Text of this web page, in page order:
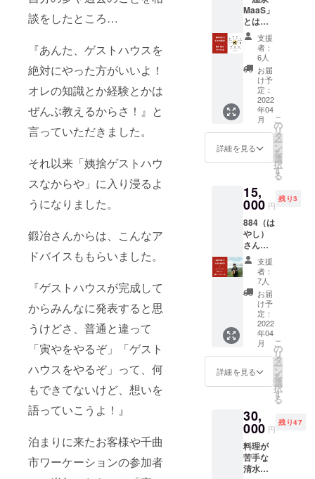
談をしたところ…
『あんた、ゲストハウスを
絶対にやった方がいいよ！
オレの知識とか経験とかは
ぜんぶ教えるからさ！』と
言っていただきました。
それ以来「姨捨ゲストハウ
スなからや」に入り浸るよ
うになりました。
鍛冶さんからは、こんなア
ドバイスももらいました。
『ゲストハウスが完成して
からみんなに発表すると思
うけどさ、普通と違って
「寅やをやるぞ」「ゲスト
ハウスをやるぞ」って、何
もできてないけど、想いを
語っていこうよ！』
泊まりに来たお客様や千曲
市ワーケーションの参加者
ら２年
になり
ます。
※リター
ンに交
通費は
含まれ
ませ
ん。自
己負担
となり
ますの
承くだ
さい。
間：約
３０分
程度 料
理が苦
手な清
水則子
がつく
る気ま
ぐれお
つまみ
付き＆
生相談
付きの
や」特
別１泊
宿泊券
（１泊
3,800
円）付
き ※宿
泊券の
有効期
限は発
行から
２年に
なりま
す。 ※
リター
通費は
含まれ
ん。自
己負担
となり
ますの
でご了
承くだ
※昭和の
寅や
オープ
ン以降
（４月
１７日
予
定）、
支援者
の方が
宿泊時
に随時
いたし
ます。
用時
間：ご
利用時
の当日
ご案内
いたし
ます。
料理が
苦手な
清水則
子がつ
くる気
まぐれ
おつま
則子の
人生相
和の寅
や」特
別１泊
宿泊券
（１泊
3,800
飲食店
やス
ナック
などを
紹介す
る権利
をご提
供しま
す。 ※
どんな
場所に
ご案内
するか
せてい
ただい
決定い
たしま
す。 ※
飲食店
やス
ナック
での費
用に関
して
は、
きっち
り「割
（割り
前勘
ていた
だきま
す。 ※
昭和の
寅や
オープ
a-
kanko.c
om/tour
guide/to
guraka
miyam
ada/ そ
こで、
戸倉上
山田温
泉の
方々を
どに住
む清水
友人た
ちと
いっ
しょ
に、昭
和の寅
やのコ
ミュニ
ティス
ペース
にて宴
会を開
き、ご
支援い
なしい
たしま
す。 ★
開催場
所：昭
和の寅
MaaS」
とは、
千曲市
内の移
動や地
域の情
報収集
に役立
つ、タ
クシー
配車や
レンタ
サイク
ルの
と連携
した独
自サー
ビスで
す。 株
式会社
ふろし
きや
が、千
曲市や
信州千
曲観光
局さん
と提携
して開
催す
る、千
ケー
ショ
ウェル
カムデ
イズ
支援
者：
6人
お届
け予
定：
2022
年04
月
詳細を見る
こ
の
リ
タ
ー
ン
を
選
択
す
る
15,
000 円
残り3
884（は
やし）
さん
は、信
州は松
本市出
身、東
京から
千曲市
に移
住。シ
ンガー
ソング
ライ
ターを
給10円
で千曲
市移住
生活を
した
り、移
支援
者：
7人
お届
け予
定：
2022
年04
月
詳細を見る
こ
の
リ
タ
ー
ン
を
選
択
す
る
30,
000 円
残り47
料理が
苦手な
清水則